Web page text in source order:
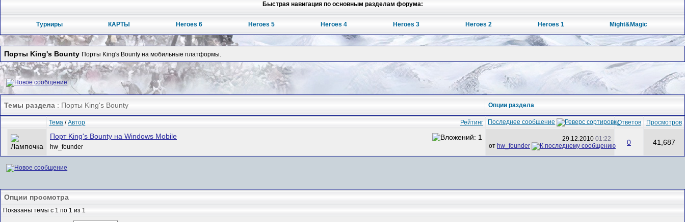
Быстрая навигация по основным разделам форума:
Турниры КАРТЫ Heroes 6 Heroes 5 Heroes 4 Heroes 3 Heroes 2 Heroes 1 Might&Magic
Порты King's Bounty Порты King's Bounty на мобильные платформы.
Темы раздела : Порты King's Bounty Опции раздела
Рейтинг
Тема /Автор Последнее сообщение Ответов Просмотров
Порт King's Bounty на Windows Mobile
hw_founder
29.12.2010 01:22
от hw_founder 0 41,687
Опции просмотра
Показаны темы с 1 по 1 из 1